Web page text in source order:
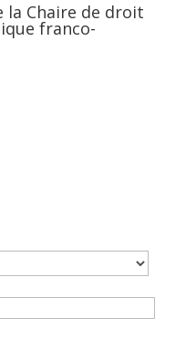
la Chaire de droit
franco-